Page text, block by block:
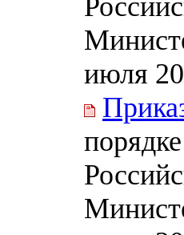
июля